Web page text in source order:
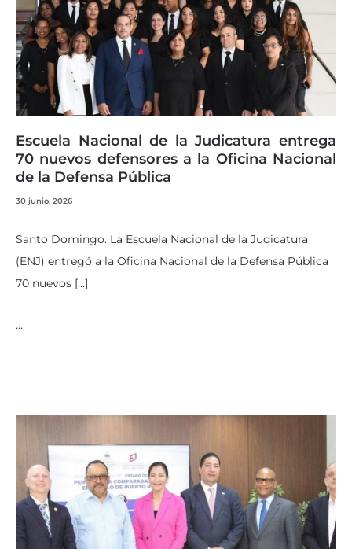
Escuela Nacional de la Judicatura entrega
70 nuevos defensores a la Oficina Nacional
de la Defensa Pública
30 junio, 2026
Santo Domingo. La Escuela Nacional de la Judicatura
(ENJ) entregó a la Oficina Nacional de la Defensa Pública
70 nuevos […]
…